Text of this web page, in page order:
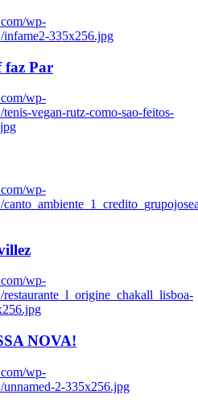
wp-
infame2-335x256.jpg
faz Par
wp-
vegan-rutz-como-sao-feitos-
wp-
wp-
NOVA!
wp-
unnamed-2-335x256.jpg